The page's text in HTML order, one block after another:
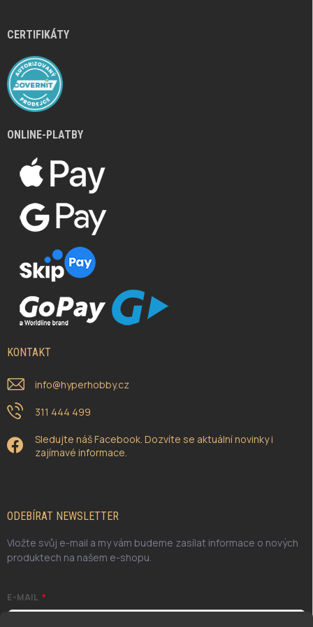
CERTIFIKÁTY
ONLINE-PLATBY
KONTAKT
info@hyperhobby.cz
311 444 499
Sledujte náš Facebook. Dozvíte se aktuální novinky i
zajímavé informace.
ODEBÍRAT NEWSLETTER
Vložte svůj e-mail a my vám budeme zasílat informace o nových
produktech na našem e-shopu.
E-MAIL